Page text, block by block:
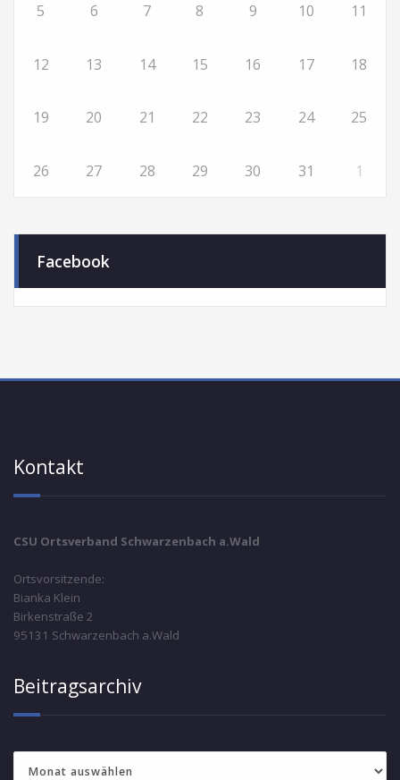
5 6 7 8 9 10 11
12 13 14 15 16 17 18
19 20 21 22 23 24 25
26 27 28 29 30 31 1
Facebook
Kontakt
CSU Ortsverband Schwarzenbach a.Wald
Ortsvorsitzende:
Bianka Klein
Birkenstraße 2
95131 Schwarzenbach a.Wald
Beitragsarchiv